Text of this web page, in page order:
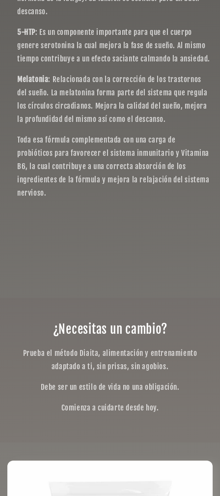
descanso.
5-HTP: Es un componente importante para que el cuerpo
genere serotonina la cual mejora la fase de sueño. Al mismo
tiempo contribuye a un efecto saciante calmando la ansiedad.
Melatonia: Relacionada con la corrección de los trastornos
del sueño. La melatonina forma parte del sistema que regula
los círculos circadianos. Mejora la calidad del sueño, mejora
la profundidad del mismo así como el descanso.
Toda esa fórmula complementada con una carga de
probióticos para favorecer el sistema inmunitario y Vitamina
B6, la cual contribuye a una correcta absorción de los
ingredientes de la fórmula y mejora la relajación del sistema
nervioso.
¿Necesitas un cambio?
Prueba el método Diaita, alimentación y entrenamiento
adaptado a ti, sin prisas, sin agobios.
Debe ser un estilo de vida no una obligación.
Comienza a cuidarte desde hoy.